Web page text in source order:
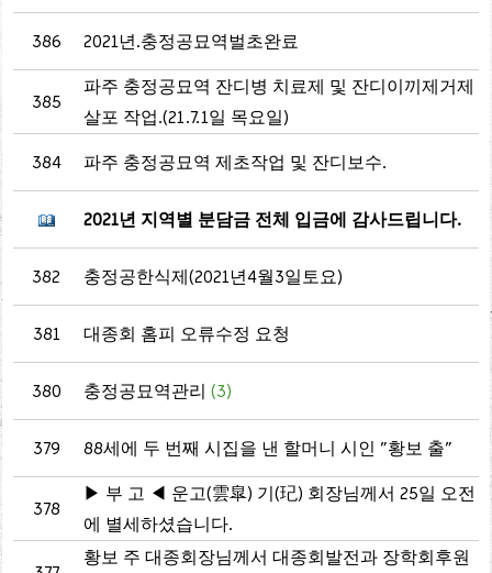
386 2021년.충정공묘역벌초완료
385
파주 충정공묘역 잔디병 치료제 및 잔디이끼제거제
살포 작업.(21.7.1일 목요일)
384
파주 충정공묘역 제초작업 및 잔디보수.
2021년 지역별 분담금 전체 입금에 감사드립니다.
382 충정공한식제(2021년4월3일토요)
381 대종회 홈피 오류수정 요청
380 충정공묘역관리 (3)
379 88세에 두 번째 시집을 낸 할머니 시인 "황보 출"
378
▶ 부 고 ◀ 운고(雲皐) 기(玘) 회장님께서 25일 오전
에 별세하셨습니다.
황보 주 대종회장님께서 대종회발전과 장학회후원